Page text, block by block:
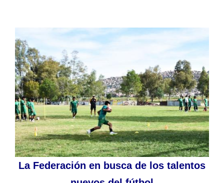
La Federación en busca de los talentos